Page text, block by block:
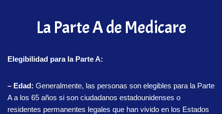
La Parte A de Medicare
Elegibilidad para la Parte A:
– Edad: Generalmente, las personas son elegibles para la Parte
A a los 65 años si son ciudadanos estadounidenses o
residentes permanentes legales que han vivido en los Estados